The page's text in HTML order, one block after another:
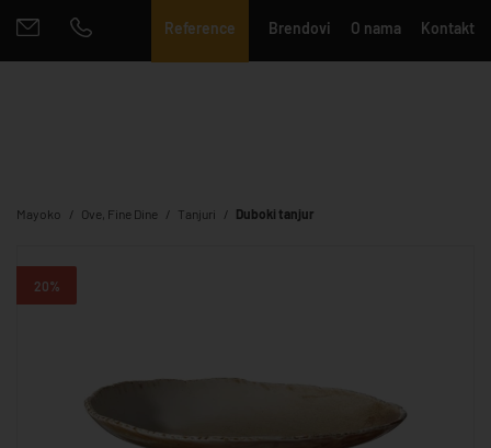
Reference Brendovi O nama Kontakt
Mayoko Ove, Fine Dine Tanjuri Duboki tanjur
20%